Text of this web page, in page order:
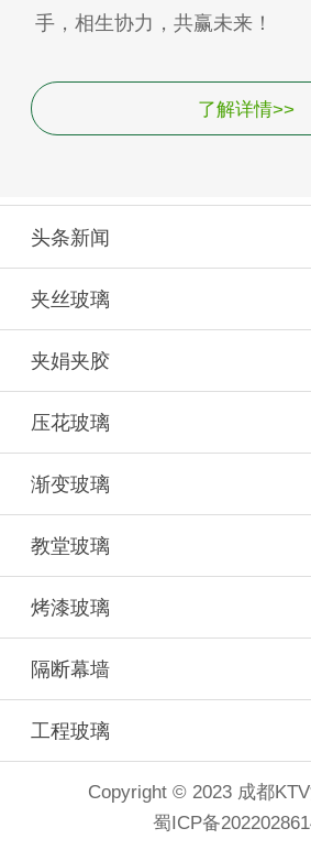
手，相生协力，共赢未来！
了解详情>>
头条新闻
夹丝玻璃
夹娟夹胶
压花玻璃
渐变玻璃
教堂玻璃
烤漆玻璃
隔断幕墙
工程玻璃
Copyright © 2023 成都
蜀ICP备